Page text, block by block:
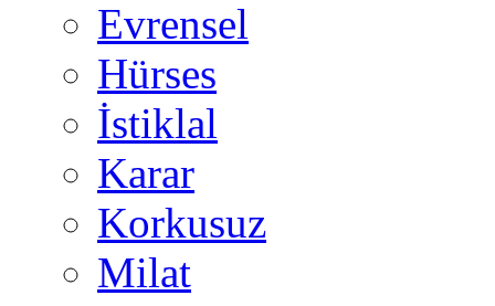
Evrensel
Hürses
İstiklal
Karar
Korkusuz
Milat